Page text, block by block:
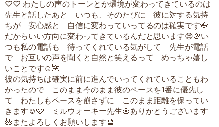
♡♡ わたしの声のトーンとか環境が変わってきているのは
先生と話したあと いつも、そのたびに 彼に対する気持
ちが 安心感と 自信に変わっていってるのは確実です🌺
だからいい方向に変わってきているんだと思います😊🌸い
つも私の電話も 待ってくれている気がして 先生が電話
で お互いの声を聞くと自然と笑えるって めっちゃ嬉し
いことです☺️🌺
彼の気持ちは確実に前に進んでいってくれていることもわ
かったので このまま今のまま彼のペースを1番に優先し
て わたしもペースを崩さずに このまま距離を保ってい
きます☺️🩷 ミルウォーキー先生🌸ありがとうございます
🌺またよろしくお願いします🔮